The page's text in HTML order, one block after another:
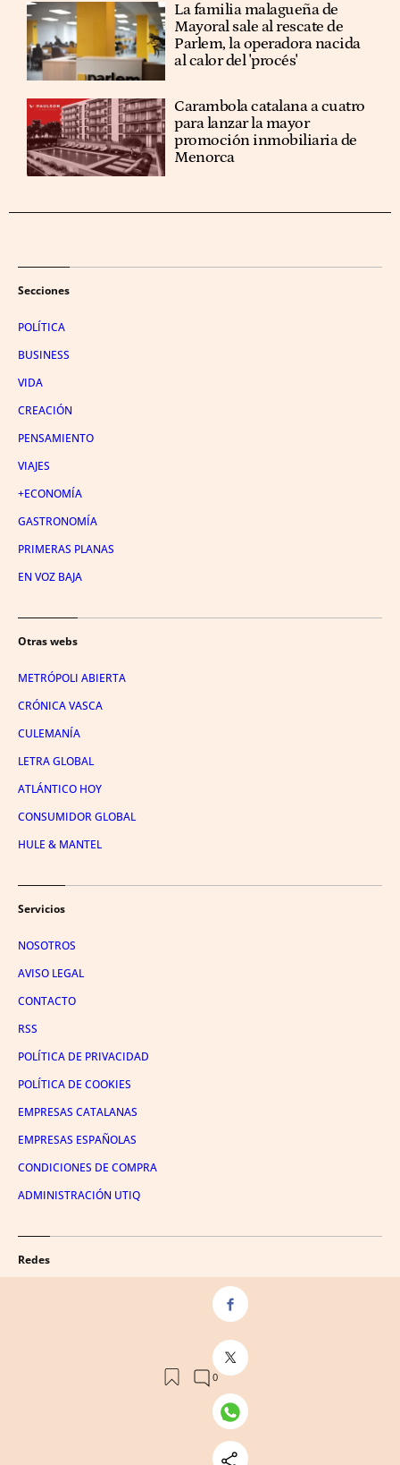
La familia malagueña de
Mayoral sale al rescate de
Parlem, la operadora nacida
al calor del 'procés'
Carambola catalana a cuatro
para lanzar la mayor
promoción inmobiliaria de
Menorca
Secciones
POLÍTICA
BUSINESS
VIDA
CREACIÓN
PENSAMIENTO
VIAJES
+ECONOMÍA
GASTRONOMÍA
PRIMERAS PLANAS
EN VOZ BAJA
Otras webs
METRÓPOLI ABIERTA
CRÓNICA VASCA
CULEMANÍA
LETRA GLOBAL
ATLÁNTICO HOY
CONSUMIDOR GLOBAL
HULE & MANTEL
Servicios
NOSOTROS
AVISO LEGAL
CONTACTO
RSS
POLÍTICA DE PRIVACIDAD
POLÍTICA DE COOKIES
EMPRESAS CATALANAS
EMPRESAS ESPAÑOLAS
CONDICIONES DE COMPRA
ADMINISTRACIÓN UTIQ
Redes